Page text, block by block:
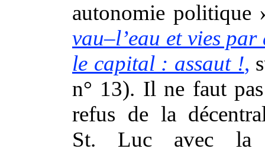
autonomie politique
vau–l’eau et vies
le capital : assaut !,
n° 13). Il ne faut
refus de la
St. Luc avec la